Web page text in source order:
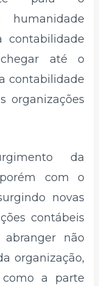
humanidade
contabilidade
até o
contabilidade
organizações
da
com o
novas
contábeis
não
organização,
como a parte